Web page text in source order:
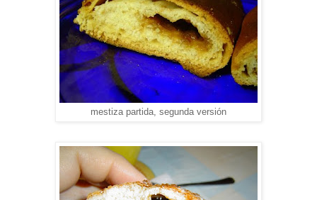
mestiza partida, segunda versión